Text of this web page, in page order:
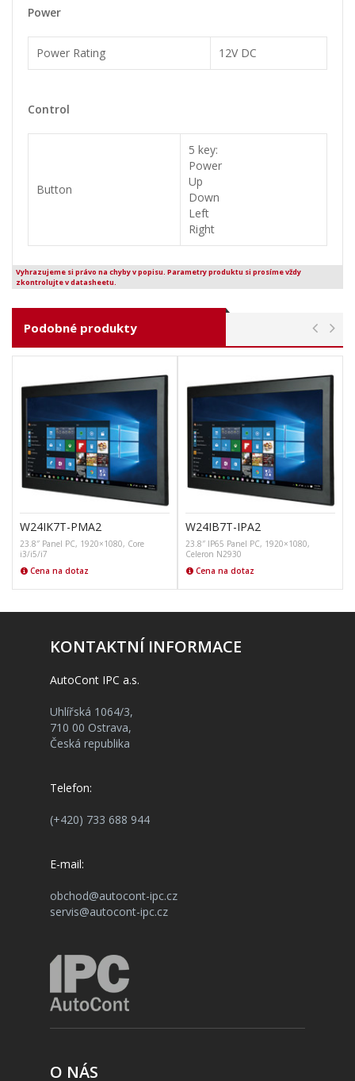
Power
Power Rating 12V DC
Control
Button
5 key:
Power
Up
Down
Left
Right
Vyhrazujeme si právo na chyby v popisu. Parametry produktu si prosíme vždy
zkontrolujte v datasheetu.
Podobné produkty
W24IK7T-PMA2
23.8″ Panel PC, 1920×1080, Core
i3/i5/i7
Cena na dotaz
W24IB7T-IPA2
23.8″ IP65 Panel PC, 1920×1080,
Celeron N2930
Cena na dotaz
KONTAKTNÍ INFORMACE
AutoCont IPC a.s.
Uhlířská 1064/3,
710 00 Ostrava,
Česká republika
Telefon:
(+420) 733 688 944
E-mail:
obchod@autocont-ipc.cz
servis@autocont-ipc.cz
O NÁS